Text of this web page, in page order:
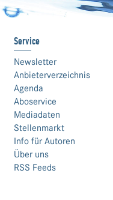
Service
Newsletter
Anbieterverzeichnis
Agenda
Aboservice
Mediadaten
Stellenmarkt
Info für Autoren
Über uns
RSS Feeds